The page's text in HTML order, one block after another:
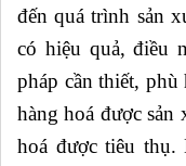
đến quá trình sản
có hiệu quả, điều
pháp cần thiết,
hàng hoá được
hoá được tiêu